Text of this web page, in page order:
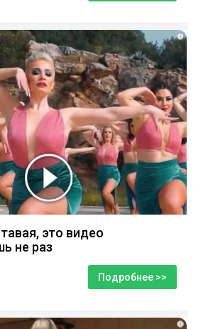
i
это видео
не раз
Подробнее >>
i